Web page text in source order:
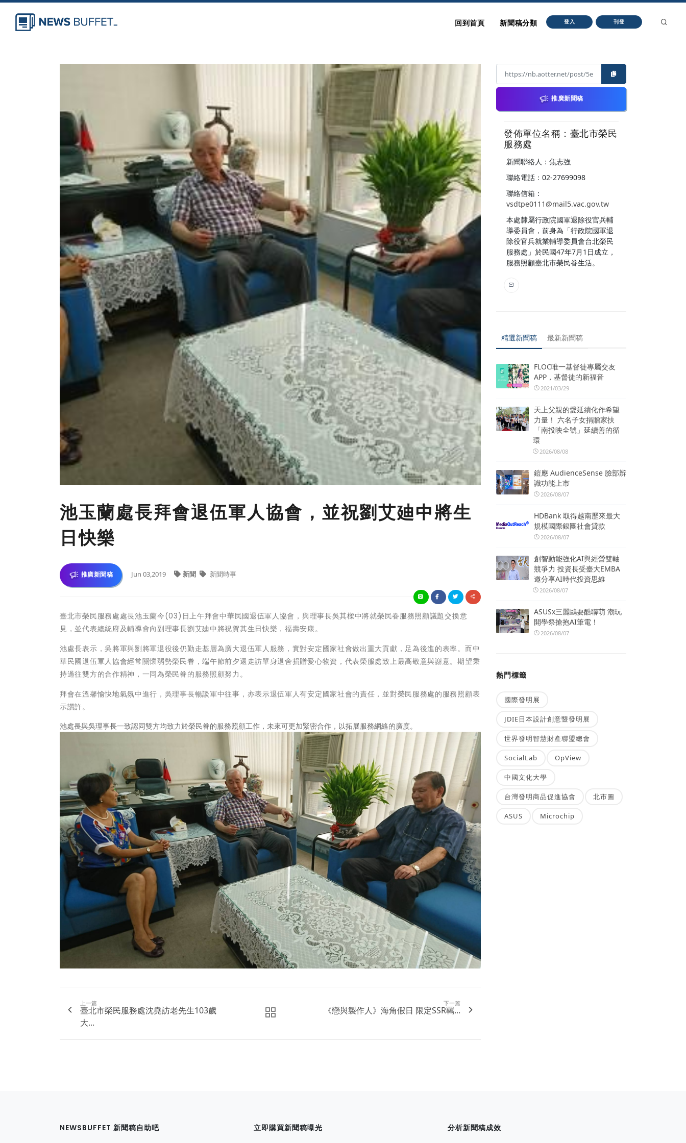
回到首頁 新聞稿分類 登入 刊登
池玉蘭處長拜會退伍軍人協會，並祝劉艾廸中將生
日快樂
推廣新聞稿 Jun 03,2019 新聞 新聞時事
臺北市榮民服務處處長池玉蘭今(03)日上午拜會中華民國退伍軍人協會，與理事長吳其樑中將就榮民眷服務照顧議題交換意
見，並代表總統府及輔導會向副理事長劉艾廸中將祝賀其生日快樂，福壽安康。
池處長表示，吳將軍與劉將軍退役後仍勤走基層為廣大退伍軍人服務，實對安定國家社會做出重大貢獻，足為後進的表率。而中
華民國退伍軍人協會經常關懷弱勢榮民眷，端午節前夕還走訪單身退舍捐贈愛心物資，代表榮服處致上最高敬意與謝意。期望秉
持過往雙方的合作精神，一同為榮民眷的服務照顧努力。
拜會在溫馨愉快地氣氛中進行，吳理事長暢談軍中往事，亦表示退伍軍人有安定國家社會的責任，並對榮民服務處的服務照顧表
示讚許。
池處長與吳理事長一致認同雙方均致力於榮民眷的服務照顧工作，未來可更加緊密合作，以拓展服務網絡的廣度。
上一篇
臺北市榮民服務處沈堯訪老先生103歲
大...
下一篇
​《戀與製作人》海角假日 限定SSR羈...
推廣新聞稿
發佈單位名稱：臺北市榮民
服務處
新聞聯絡人：焦志強
聯絡電話：02-27699098
聯絡信箱：
vsdtpe0111@mail5.vac.gov.tw
本處隸屬行政院國軍退除役官兵輔
導委員會，前身為「行政院國軍退
除役官兵就業輔導委員會台北榮民
服務處」於民國47年7月1日成立，
服務照顧臺北市榮民眷生活。
精選新聞稿 最新新聞稿
FLOC唯一基督徒專屬交友
APP，基督徒的新福音
2021/03/29
天上父親的愛延續化作希望
力量！ 六名子女捐贈家扶
「南投映全號」延續善的循
環
2026/08/08
鎧應 AudienceSense 臉部辨
識功能上市
2026/08/07
HDBank 取得越南歷來最大
規模國際銀團社會貸款
2026/08/07
創智動能強化AI與經營雙軸
競爭力 投資長受臺大EMBA
邀分享AI時代投資思維
2026/08/07
ASUSx三麗鷗耍酷聯萌 潮玩
開學祭搶抱AI筆電！
2026/08/07
熱門標籤
國際發明展
JDIE日本設計創意暨發明展
世界發明智慧財產聯盟總會
SocialLab OpView
中國文化大學
台灣發明商品促進協會 北市圖
ASUS Microchip
NEWSBUFFET 新聞稿自助吧 立即購買新聞稿曝光 分析新聞稿成效